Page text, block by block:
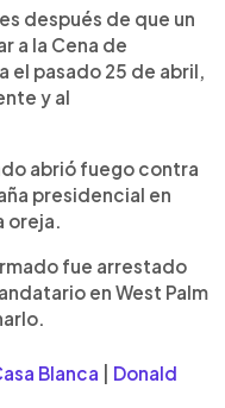
después de que un
a la Cena de
el pasado 25 de abril,
y al
abrió fuego contra
presidencial en
oreja.
fue arrestado
en West Palm
Blanca
Donald